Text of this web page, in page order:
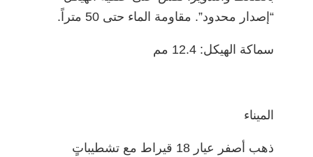
“إصدار محدود”. مقاومة الماء حتى 50 متراً.
سماكة الهيكل: 12.4 مم
الميناء
ذهب أصفر عيار 18 قيراط مع تشطيباتٍ